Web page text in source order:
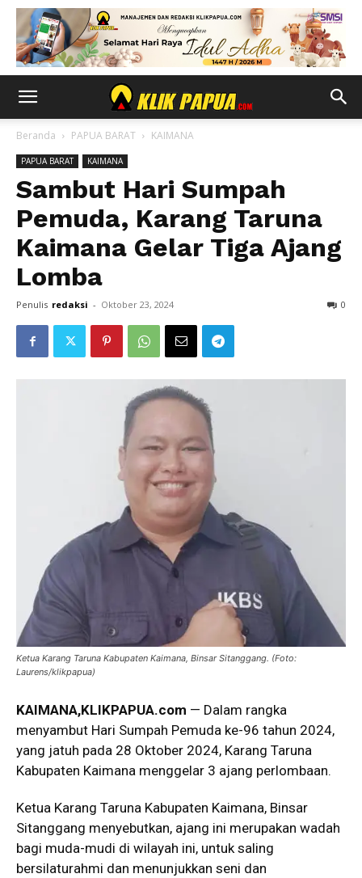
Beranda PAPUA BARAT KAIMANA
PAPUA BARAT KAIMANA
Sambut Hari Sumpah
Pemuda, Karang Taruna
Kaimana Gelar Tiga Ajang
Lomba
Penulis redaksi - Oktober 23, 2024 0
Ketua Karang Taruna Kabupaten Kaimana, Binsar Sitanggang. (Foto:
Laurens/klikpapua)
KAIMANA,KLIKPAPUA.com — Dalam rangka
menyambut Hari Sumpah Pemuda ke-96 tahun 2024,
yang jatuh pada 28 Oktober 2024, Karang Taruna
Kabupaten Kaimana menggelar 3 ajang perlombaan.
Ketua Karang Taruna Kabupaten Kaimana, Binsar
Sitanggang menyebutkan, ajang ini merupakan wadah
bagi muda-mudi di wilayah ini, untuk saling
bersilaturahmi dan menunjukkan seni dan